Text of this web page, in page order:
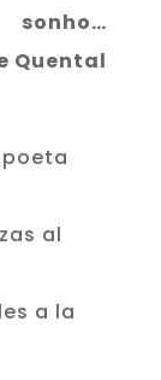
sonho…
Quental
al
a la